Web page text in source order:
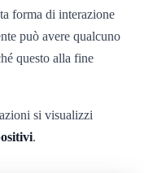
forma di interazione
può avere qualcuno
questo alla fine
si visualizzi
.